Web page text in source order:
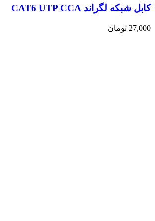
کابل شبکه لگراند CAT6 UTP CCA
27,000 تومان